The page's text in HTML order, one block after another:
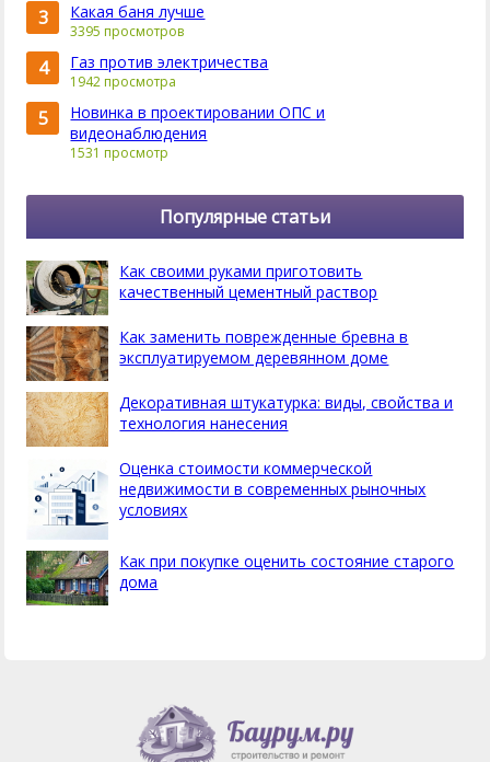
3 Какая баня лучше
3395 просмотров
4 Газ против электричества
1942 просмотра
5
Новинка в проектировании ОПС и
видеонаблюдения
1531 просмотр
Популярные статьи
Как своими руками приготовить
качественный цементный раствор
Как заменить поврежденные бревна в
эксплуатируемом деревянном доме
Декоративная штукатурка: виды, свойства и
технология нанесения
Оценка стоимости коммерческой
недвижимости в современных рыночных
условиях
Как при покупке оценить состояние старого
дома